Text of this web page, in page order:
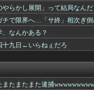
おっぱいが溢れそうｗｗｗwｗ
ｗｗｗｗｗｗｗｗｗ
理、なぜかグロいｗｗｗｗｗ
で死亡 フィジー出身の26歳
あああああああｗｗｗｗｗ
？ｗｗｗｗｗｗｗｗｗｗ
wｗｗｗｗｗｗｗｗｗ
ニックに医学的に詰められて
やらかし展開」って結局なんだ
チで限界へ…「サ終」相次ぎ
なんかある？
九日←いらねぇだろ
またまたまた逮捕